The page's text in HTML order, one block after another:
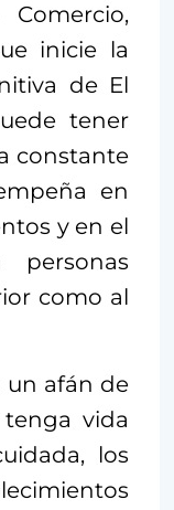
inicie la
de El
tener
constante
en
y en el
personas
como al
un afán de
vida
los